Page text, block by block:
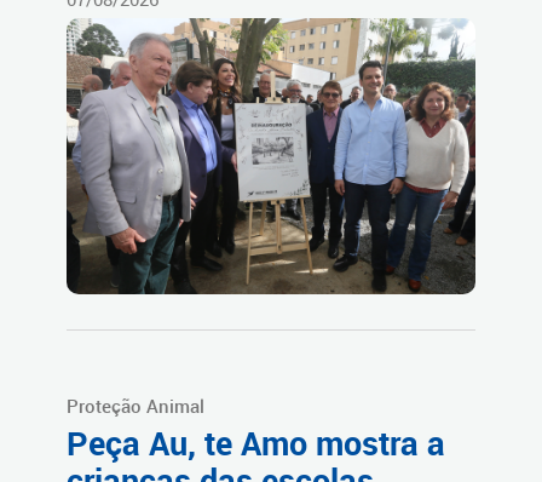
Proteção Animal
Peça Au, te Amo mostra a